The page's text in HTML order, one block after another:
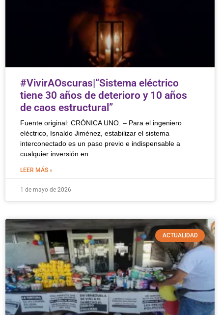
#VivirAOscuras|“Sistema eléctrico
tiene 30 años de deterioro y 10 años
de caos estructural”
Fuente original: CRÓNICA UNO. – Para el ingeniero
eléctrico, Isnaldo Jiménez, estabilizar el sistema
interconectado es un paso previo e indispensable a
cualquier inversión en
LEER MÁS »
1 de mayo de 2026
ACTUALIDAD